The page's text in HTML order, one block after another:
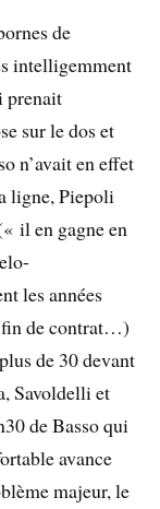
de
intelligemment
prenait
sur le dos et
n’avait en effet
ligne, Piepoli
il en gagne en
les années
fin de contrat…)
de 30 devant
Savoldelli et
de Basso qui
avance
majeur, le